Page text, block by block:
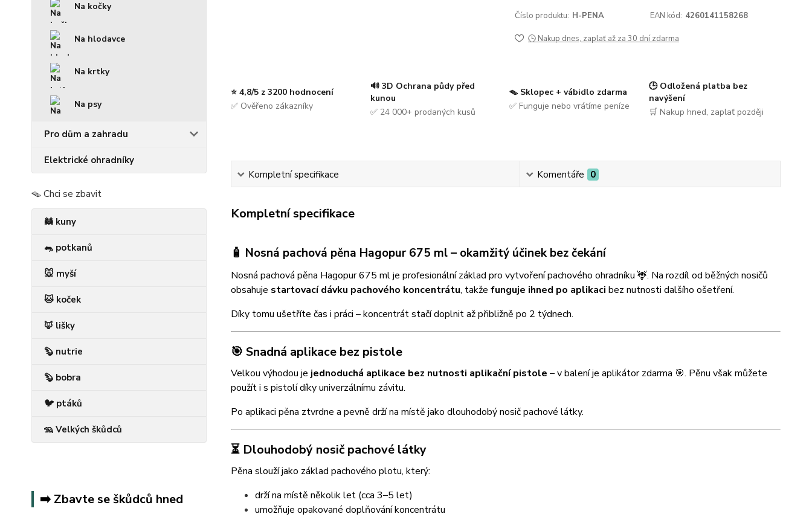
Na kočky
Na hlodavce
Na krtky
Na psy
Pro dům a zahradu
Elektrické ohradníky
🪤 Chci se zbavit
🦝 kuny
🐀 potkanů
🐭 myší
🐱 koček
🦊 lišky
🦫 nutrie
🦫 bobra
🐦 ptáků
🦡 Velkých škůdců
➡️ Zbavte se škůdců hned
Číslo produktu: H-PENA EAN kód: 4260141158268
🕒 Nakup dnes, zaplať až za 30 dní zdarma
⭐ 4,8/5 z 3200 hodnocení
✅ Ověřeno zákazníky
🔊 3D Ochrana půdy před
kunou
✅ 24 000+ prodaných kusů
🪤 Sklopec + vábidlo zdarma
✅ Funguje nebo vrátíme peníze
🕒 Odložená platba bez
navýšení
🛒 Nakup hned, zaplať později
Kompletní specifikace Komentáře 0
Kompletní specifikace
🧴 Nosná pachová pěna Hagopur 675 ml – okamžitý účinek bez čekání
Nosná pachová pěna Hagopur 675 ml je profesionální základ pro vytvoření pachového ohradníku 🦌. Na rozdíl od běžných nosičů
obsahuje startovací dávku pachového koncentrátu, takže funguje ihned po aplikaci bez nutnosti dalšího ošetření.
Díky tomu ušetříte čas i práci – koncentrát stačí doplnit až přibližně po 2 týdnech.
🎯 Snadná aplikace bez pistole
Velkou výhodou je jednoduchá aplikace bez nutnosti aplikační pistole – v balení je aplikátor zdarma 🎯. Pěnu však můžete
použít i s pistolí díky univerzálnímu závitu.
Po aplikaci pěna ztvrdne a pevně drží na místě jako dlouhodobý nosič pachové látky.
⏳ Dlouhodobý nosič pachové látky
Pěna slouží jako základ pachového plotu, který:
drží na místě několik let (cca 3–5 let)
umožňuje opakované doplňování koncentrátu